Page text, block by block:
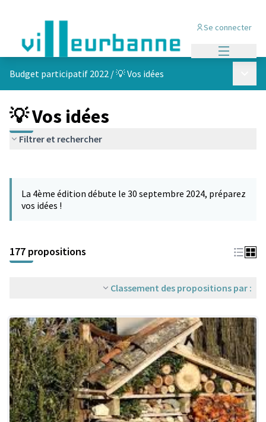
Se connecter
Budget participatif 2022 /💡 Vos idées
💡 Vos idées
Filtrer et rechercher
−
La 4ème édition débute le 30 septembre 2024, préparez
vos idées !
177 propositions
Classement des propositions par :